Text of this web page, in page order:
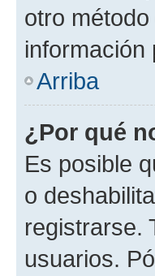
otro
información
Arriba
¿Por qué
Es posible
o
registrarse.
usuarios.